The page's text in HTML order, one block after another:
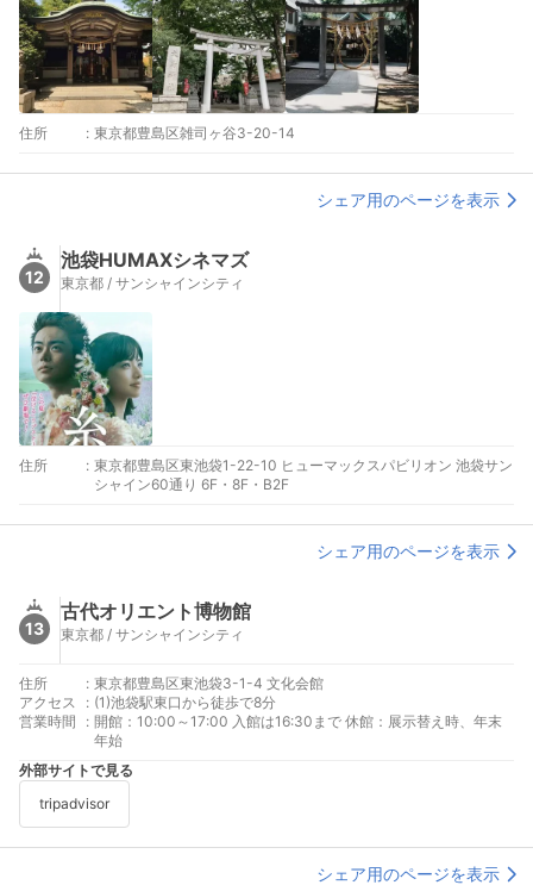
住所 : 東京都豊島区雑司ヶ谷3-20-14
シェア用のページを表示
12
池袋HUMAXシネマズ
東京都 / サンシャインシティ
住所 : 東京都豊島区東池袋1-22-10 ヒューマックスパビリオン 池袋サン
シャイン60通り 6F・8F・B2F
シェア用のページを表示
13
古代オリエント博物館
東京都 / サンシャインシティ
住所 : 東京都豊島区東池袋3-1-4 文化会館
アクセス
: (1)池袋駅東口から徒歩で8分
営業時間
: 開館：10:00～17:00 入館は16:30まで 休館：展示替え時、年末
年始
外部サイトで見る
tripadvisor
シェア用のページを表示